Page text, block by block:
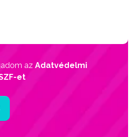
az Adatvédelmi
et